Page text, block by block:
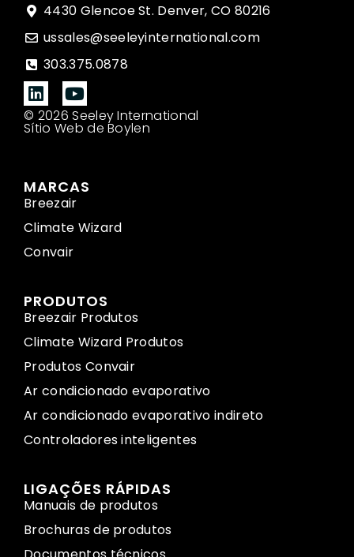
4430 Glencoe St. Denver, CO 80216
ussales@seeleyinternational.com
303.375.0878
© 2026 Seeley International
Sítio Web de Boylen
MARCAS
Breezair
Climate Wizard
Convair
PRODUTOS
Breezair Produtos
Climate Wizard Produtos
Produtos Convair
Ar condicionado evaporativo
Ar condicionado evaporativo indireto
Controladores inteligentes
LIGAÇÕES RÁPIDAS
Manuais de produtos
Brochuras de produtos